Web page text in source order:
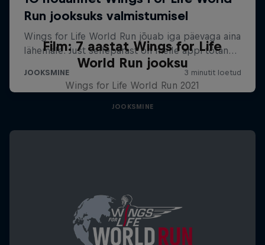
Film: 7 aastat Wings for Life
World Run jooksu
Wings for Life World Run 2021
JOOKSMINE